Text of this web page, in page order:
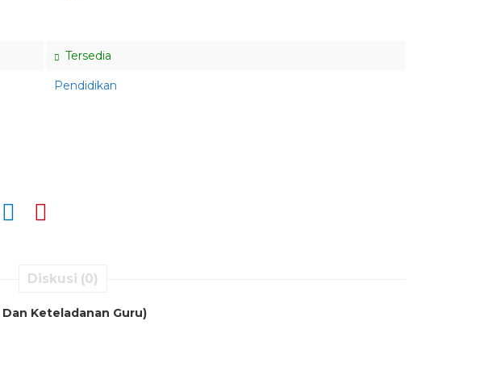
Tersedia
Pendidikan
Diskusi (0)
Keteladanan Guru)